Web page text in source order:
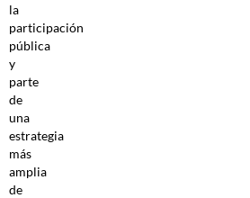
la
participación
pública
y
parte
de
una
estrategia
más
amplia
de